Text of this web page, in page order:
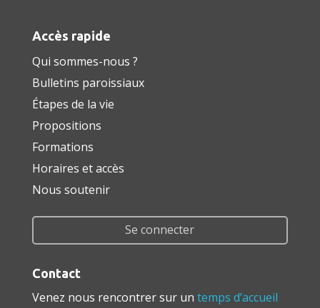
Accès rapide
Qui sommes-nous ?
Bulletins paroissiaux
Étapes de la vie
Propositions
Formations
Horaires et accès
Nous soutenir
Se connecter
Contact
Venez nous rencontrer sur un temps d’accueil